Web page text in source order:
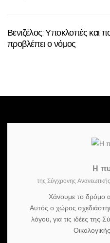
Βενιζέλος: Υποκλοπές και
προβλέπει ο νόμος
Η
της Σύγχρονης
Χάνουμε το δρόμο
Αυτός ο χώρος
λόγου, για τις ιδέες της